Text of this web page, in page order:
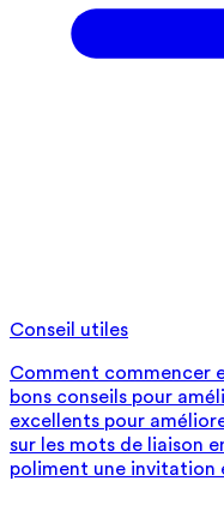
Conseil utiles
Comment commencer
bons conseils pour
excellents pour
sur les mots de liaison
poliment une invitation